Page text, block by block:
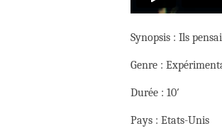
Synopsis : Ils
Genre :
Durée : 10′
Pays : Etats-Unis